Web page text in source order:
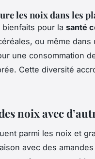
les noix dans les
bienfaits pour la santé
ou même
une consommation
Cette diversité
noix avec
parmi les noix et
avec des